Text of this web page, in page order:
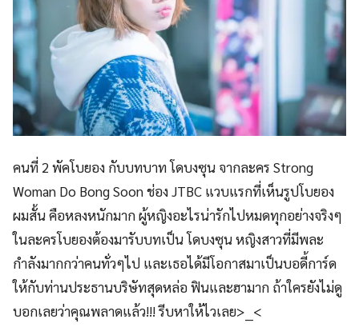
คนที่ 2 พัคโบยอง กับบทบาท โดบงซุน จากละคร Strong
Woman Do Bong Soon ช่อง JTBC แวบแรกที่เห็นรูปโบยอง
ผมสั้น คือหลงหนักมาก ผู้หญิงอะไรน่ารักไปหมดทุกอย่างจริงๆ
ในละครโบยองต้องมารับบทเป็น โดบงซุน หญิงสาวที่มีพละ
กำลังมากกว่าคนทั่วๆไป และเธอได้มีโอกาสมาเป็นบอดี้การ์ด
ให้กับท่านประธานบริษัทสุดหล่อ ฟินและฮามาก ถ้าใครยังไม่ดู
บอกเลยว่าคุณพลาดแล้ว!!! รีบหาให้ไวเลย>__<